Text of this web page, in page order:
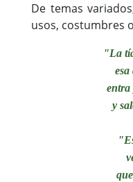
De temas
usos, costumbres
"La
esa
entra
y